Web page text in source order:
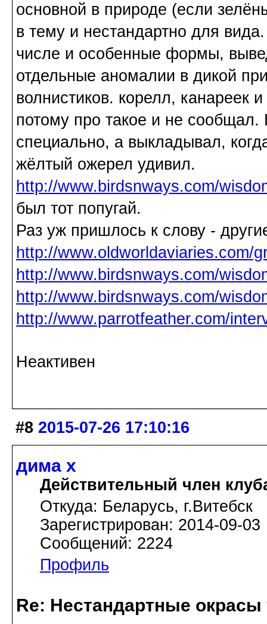
основной в природе (если
в тему и нестандартно для
числе и особенные формы,
отдельные аномалии в дикой
волнистиков. корелл, канареек
потому про такое и не
специально, а выкладывал,
жёлтый ожерел удивил.
http://www.birdsnways.com/
был тот попугай.
Раз уж пришлось к слову -
http://www.oldworldaviaries.com/
http://www.birdsnways.com/
http://www.birdsnways.com/
http://www.parrotfeather.com/
Неактивен
#8 2015-07-26 17:10:16
дима х
Действительный член
Откуда: Беларусь, г.Витебск
Зарегистрирован: 2014-09-03
Сообщений: 2224
Профиль
Re: Нестандартные окрасы